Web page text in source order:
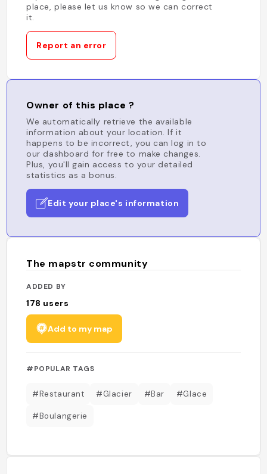
place, please let us know so we can correct
it.
Report an error
Owner of this place ?
We automatically retrieve the available
information about your location. If it
happens to be incorrect, you can log in to
our dashboard for free to make changes.
Plus, you'll gain access to your detailed
statistics as a bonus.
Edit your place's information
The mapstr community
ADDED BY
178 users
Add to my map
#POPULAR TAGS
#Restaurant #Glacier #Bar #Glace
#Boulangerie